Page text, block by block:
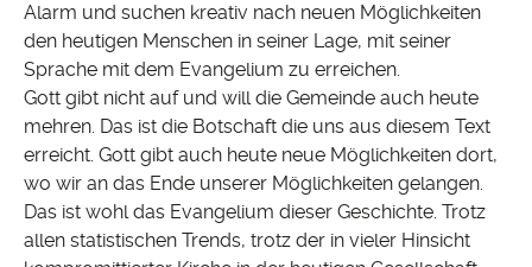
Alarm und suchen kreativ nach neuen Möglichkeiten
den heutigen Menschen in seiner Lage, mit seiner
Sprache mit dem Evangelium zu erreichen.
Gott gibt nicht auf und will die Gemeinde auch heute
mehren. Das ist die Botschaft die uns aus diesem Text
erreicht. Gott gibt auch heute neue Möglichkeiten dort,
wo wir an das Ende unserer Möglichkeiten gelangen.
Das ist wohl das Evangelium dieser Geschichte. Trotz
allen statistischen Trends, trotz der in vieler Hinsicht